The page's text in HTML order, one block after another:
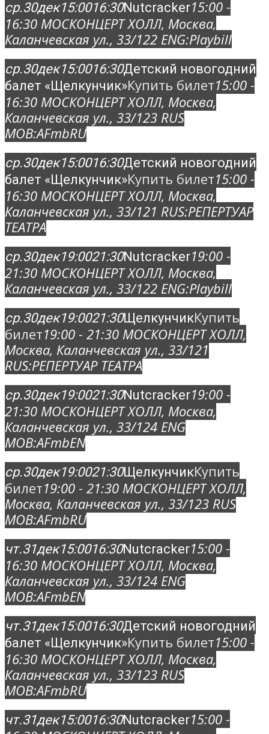
ср.30дек15:0016:30Nutcracker15:00 -
16:30 МОСКОНЦЕРТ ХОЛЛ, Москва,
Каланчевская ул., 33/122 ENG:Playbill
ср.30дек15:0016:30Детский новогодний
балет «Щелкунчик»Купить билет15:00 -
16:30 МОСКОНЦЕРТ ХОЛЛ, Москва,
Каланчевская ул., 33/123 RUS
MOB:AFmbRU
ср.30дек15:0016:30Детский новогодний
балет «Щелкунчик»Купить билет15:00 -
16:30 МОСКОНЦЕРТ ХОЛЛ, Москва,
Каланчевская ул., 33/121 RUS:РЕПЕРТУАР
ТЕАТРА
ср.30дек19:0021:30Nutcracker19:00 -
21:30 МОСКОНЦЕРТ ХОЛЛ, Москва,
Каланчевская ул., 33/122 ENG:Playbill
ср.30дек19:0021:30ЩелкунчикКупить
билет19:00 - 21:30 МОСКОНЦЕРТ ХОЛЛ,
Москва, Каланчевская ул., 33/121
RUS:РЕПЕРТУАР ТЕАТРА
ср.30дек19:0021:30Nutcracker19:00 -
21:30 МОСКОНЦЕРТ ХОЛЛ, Москва,
Каланчевская ул., 33/124 ENG
MOB:AFmbEN
ср.30дек19:0021:30ЩелкунчикКупить
билет19:00 - 21:30 МОСКОНЦЕРТ ХОЛЛ,
Москва, Каланчевская ул., 33/123 RUS
MOB:AFmbRU
чт.31дек15:0016:30Nutcracker15:00 -
16:30 МОСКОНЦЕРТ ХОЛЛ, Москва,
Каланчевская ул., 33/124 ENG
MOB:AFmbEN
чт.31дек15:0016:30Детский новогодний
балет «Щелкунчик»Купить билет15:00 -
16:30 МОСКОНЦЕРТ ХОЛЛ, Москва,
Каланчевская ул., 33/123 RUS
MOB:AFmbRU
чт.31дек15:0016:30Nutcracker15:00 -